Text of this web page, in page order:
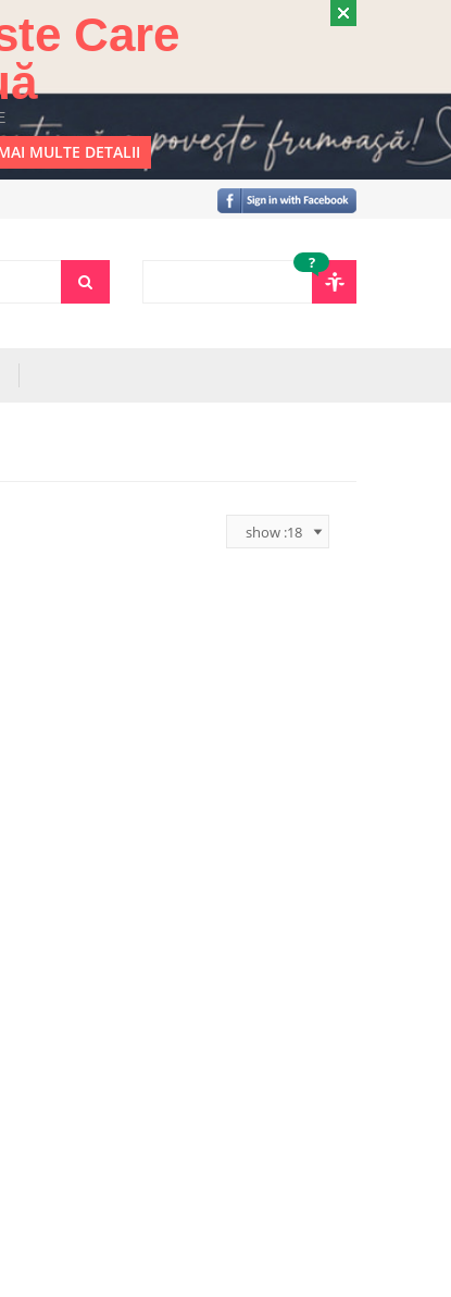
Care
MULTE DETALII
?